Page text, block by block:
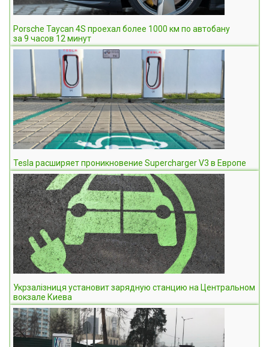
Porsche Taycan 4S проехал более 1000 км по автобану
за 9 часов 12 минут
Tesla расширяет проникновение Supercharger V3 в Европе
Укрзалізниця установит зарядную станцию на Центральном
вокзале Киева